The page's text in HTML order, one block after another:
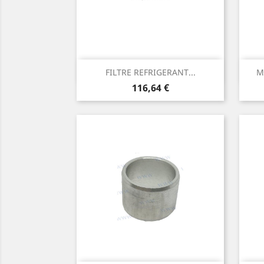
FILTRE REFRIGERANT...
Prix
116,64 €
Aperçu rapide